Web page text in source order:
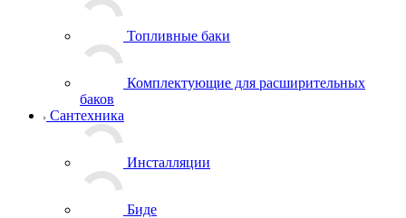
Топливные баки
Комплектующие для расширительных
баков
Сантехника
Инсталляции
Биде